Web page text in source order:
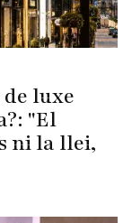
luxe
"El
ni la llei,